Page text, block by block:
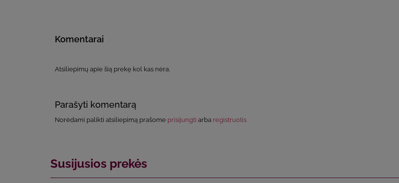
Komentarai
Atsiliepimų apie šią prekę kol kas nėra.
Parašyti komentarą
Norėdami palikti atsiliepimą prašome prisijungti arba registruotis
Susijusios prekės